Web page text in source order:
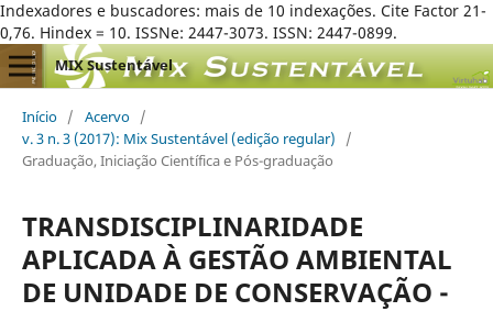
Indexadores e buscadores: mais de 10 indexações. Cite Factor 21-
0,76. Hindex = 10. ISSNe: 2447-3073. ISSN: 2447-0899.
MIX Sustentável
Início / Acervo /
v. 3 n. 3 (2017): Mix Sustentável (edição regular)
/
Graduação, Iniciação Científica e Pós-graduação
TRANSDISCIPLINARIDADE
APLICADA À GESTÃO AMBIENTAL
DE UNIDADE DE CONSERVAÇÃO -